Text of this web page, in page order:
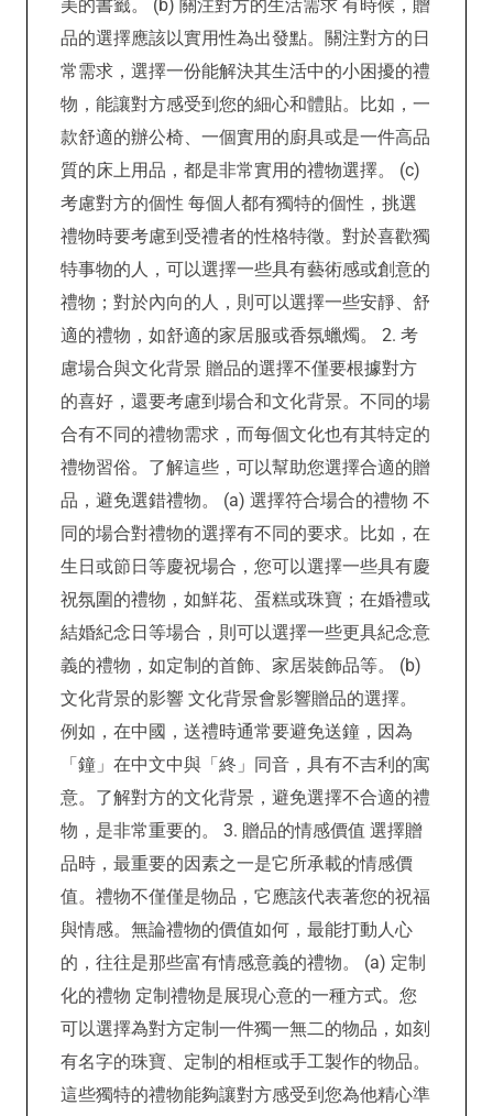
美的書籤。 (b) 關注對方的生活需求 有時候，贈
品的選擇應該以實用性為出發點。關注對方的日
常需求，選擇一份能解決其生活中的小困擾的禮
物，能讓對方感受到您的細心和體貼。比如，一
款舒適的辦公椅、一個實用的廚具或是一件高品
質的床上用品，都是非常實用的禮物選擇。 (c)
考慮對方的個性 每個人都有獨特的個性，挑選
禮物時要考慮到受禮者的性格特徵。對於喜歡獨
特事物的人，可以選擇一些具有藝術感或創意的
禮物；對於內向的人，則可以選擇一些安靜、舒
適的禮物，如舒適的家居服或香氛蠟燭。 2. 考
慮場合與文化背景 贈品的選擇不僅要根據對方
的喜好，還要考慮到場合和文化背景。不同的場
合有不同的禮物需求，而每個文化也有其特定的
禮物習俗。了解這些，可以幫助您選擇合適的贈
品，避免選錯禮物。 (a) 選擇符合場合的禮物 不
同的場合對禮物的選擇有不同的要求。比如，在
生日或節日等慶祝場合，您可以選擇一些具有慶
祝氛圍的禮物，如鮮花、蛋糕或珠寶；在婚禮或
結婚紀念日等場合，則可以選擇一些更具紀念意
義的禮物，如定制的首飾、家居裝飾品等。 (b)
文化背景的影響 文化背景會影響贈品的選擇。
例如，在中國，送禮時通常要避免送鐘，因為
「鐘」在中文中與「終」同音，具有不吉利的寓
意。了解對方的文化背景，避免選擇不合適的禮
物，是非常重要的。 3. 贈品的情感價值 選擇贈
品時，最重要的因素之一是它所承載的情感價
值。禮物不僅僅是物品，它應該代表著您的祝福
與情感。無論禮物的價值如何，最能打動人心
的，往往是那些富有情感意義的禮物。 (a) 定制
化的禮物 定制禮物是展現心意的一種方式。您
可以選擇為對方定制一件獨一無二的物品，如刻
有名字的珠寶、定制的相框或手工製作的物品。
這些獨特的禮物能夠讓對方感受到您為他精心準